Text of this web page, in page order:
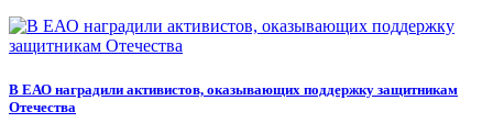
В ЕАО наградили активистов, оказывающих поддержку защитникам
Отечества